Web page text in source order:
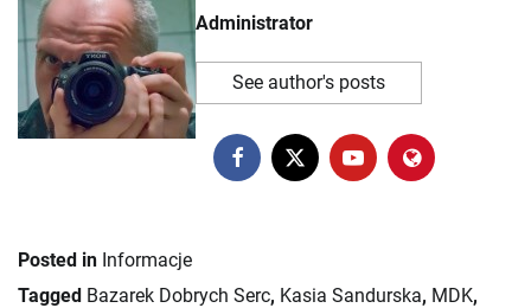
Administrator
See author's posts
Posted in Informacje
Tagged Bazarek Dobrych Serc, Kasia Sandurska, MDK,